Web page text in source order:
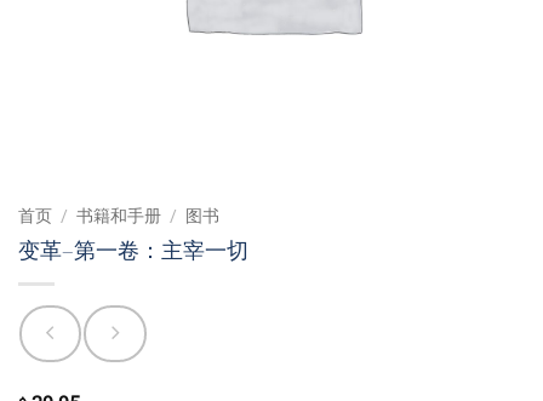
首页 / 书籍和手册 / 图书
变革–第一卷：主宰一切